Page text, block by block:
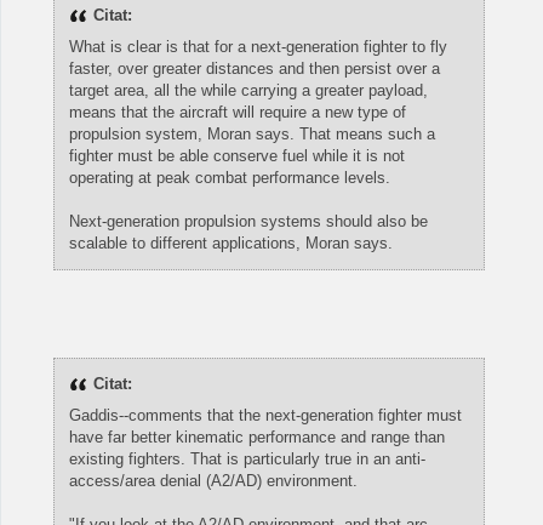
Citat:
What is clear is that for a next-generation fighter to fly
faster, over greater distances and then persist over a
target area, all the while carrying a greater payload,
means that the aircraft will require a new type of
propulsion system, Moran says. That means such a
fighter must be able conserve fuel while it is not
operating at peak combat performance levels.
Next-generation propulsion systems should also be
scalable to different applications, Moran says.
Citat:
Gaddis--comments that the next-generation fighter must
have far better kinematic performance and range than
existing fighters. That is particularly true in an anti-
access/area denial (A2/AD) environment.